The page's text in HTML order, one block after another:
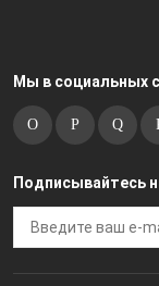
Мы в социальных
Подписывайтесь